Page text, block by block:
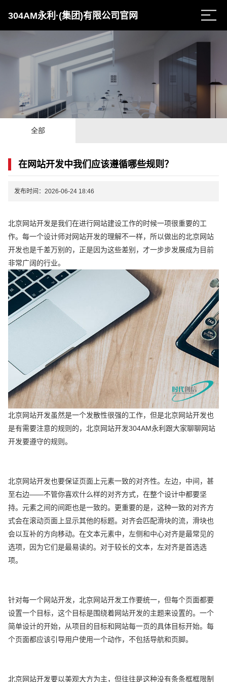
304AM永利·(集团)有限公司官网
全部
在网站开发中我们应该遵循哪些规则？
发布时间：2026-06-24 18:46
北京网站开发是我们在进行网站建设工作的时候一项很重要的工
作。每一个设计师对网站开发的理解不一样，所以做出的北京网站
开发也是千差万别的，正是因为这些差别，才一步步发展成为目前
非常广阔的行业。
北京网站开发虽然是一个发散性很强的工作，但是北京网站开发也
是有需要注意的规则的，北京网站开发304AM永利跟大家聊聊网站
开发要遵守的规则。
北京网站开发也要保证页面上元素一致的对齐性。左边，中间，甚
至右边——不管你喜欢什么样的对齐方式，在整个设计中都要坚
持。元素之间的间距也是一致的。更重要的是，这种一致的对齐方
式会在滚动页面上显示其他的标题。对齐会匹配滑块的流，滑块也
会以互补的方向移动。在文本元素中，左侧和中心对齐是最常见的
选项，因为它们是最易读的。对于较长的文本，左对齐是首选选
项。
针对每一个网站开发，北京网站开发工作要统一，但每个页面都要
设置一个目标，这个目标是围绕着网站开发的主题来设置的。一个
简单设计的开始，从项目的目标和网站每一页的具体目标开始。每
个页面都应该引导用户使用一个动作，不包括导航和页脚。
北京网站开发要以美观大方为主，但往往是这种没有条条框框限制